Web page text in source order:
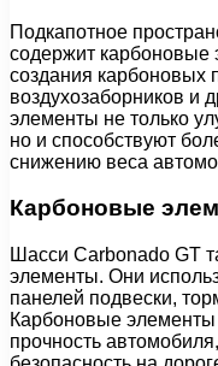
Подкапотное
содержит карбоновые
создания карбоновых
воздухозаборников и
элементы не только
но и способствуют
снижению веса
Карбоновые
Шасси Carbonado GT
элементы. Они
панелей подвески,
Карбоновые
прочность